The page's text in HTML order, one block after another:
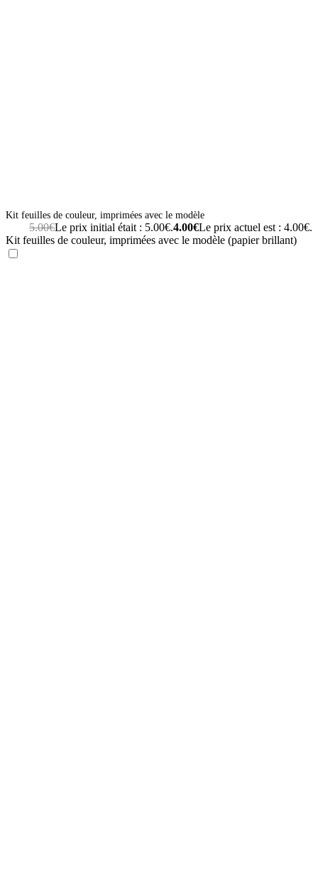
Kit feuilles de couleur, imprimées avec le modèle
5.00€Le prix initial était : 5.00€.4.00€Le prix actuel est : 4.00€.
Kit feuilles de couleur, imprimées avec le modèle (papier brillant)